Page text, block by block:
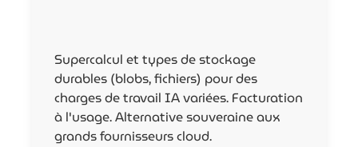
Supercalcul et types de stockage
durables (blobs, fichiers) pour des
charges de travail IA variées. Facturation
à l'usage. Alternative souveraine aux
grands fournisseurs cloud.